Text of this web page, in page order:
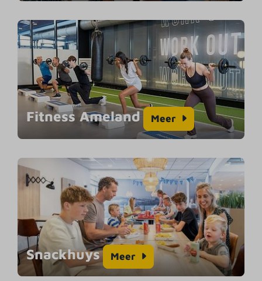
Fitness Ameland Meer
Snackhuys Meer